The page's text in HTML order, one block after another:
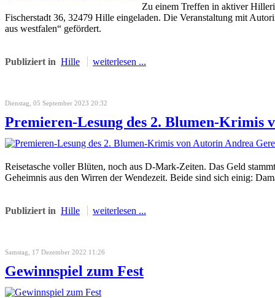
Zu einem Treffen in aktiver
Fischerstadt 36, 32479 Hille eingeladen. Die Veranstaltung mit
aus westfalen“ gefördert.
Publiziert in Hille weiterlesen ...
Dienstag, 05 September 2023 20:32
Premieren-Lesung des 2. Blumen-Krimis
Reisetasche voller Blüten, noch aus D-Mark-Zeiten. Das Geld
Geheimnis aus den Wirren der Wendezeit. Beide sind sich einig:
Publiziert in Hille weiterlesen ...
Samstag, 17 Dezember 2022 11:26
Gewinnspiel zum Fest